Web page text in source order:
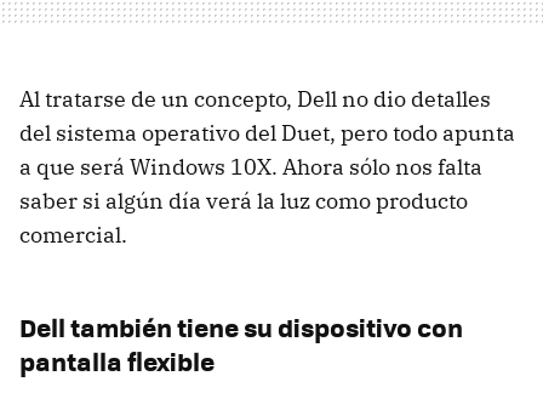
Al tratarse de un concepto, Dell no dio detalles
del sistema operativo del Duet, pero todo apunta
a que será Windows 10X. Ahora sólo nos falta
saber si algún día verá la luz como producto
comercial.
Dell también tiene su dispositivo con
pantalla flexible